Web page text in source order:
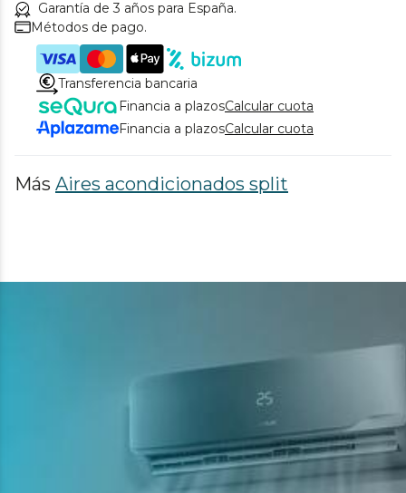
Garantía de 3 años para España.
Métodos de pago.
Transferencia bancaria
Financia a plazosCalcular cuota
Financia a plazosCalcular cuota
Más Aires acondicionados split